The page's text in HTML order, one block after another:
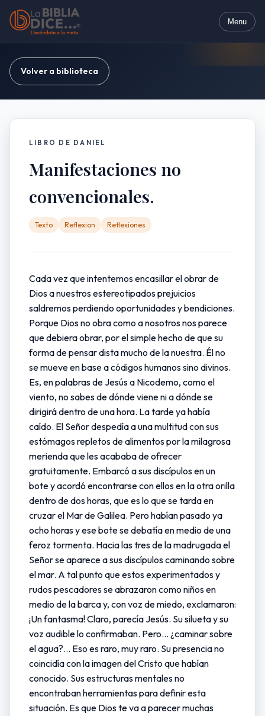
Menu
Volver a biblioteca
LIBRO DE DANIEL
Manifestaciones no
convencionales.
Texto Reflexion Reflexiones
Cada vez que intentemos encasillar el obrar de
Dios a nuestros estereotipados prejuicios
saldremos perdiendo oportunidades y bendiciones.
Porque Dios no obra como a nosotros nos parece
que debiera obrar, por el simple hecho de que su
forma de pensar dista mucho de la nuestra. Él no
se mueve en base a códigos humanos sino divinos.
Es, en palabras de Jesús a Nicodemo, como el
viento, no sabes de dónde viene ni a dónde se
dirigirá dentro de una hora. La tarde ya había
caído. El Señor despedía a una multitud con sus
estómagos repletos de alimentos por la milagrosa
merienda que les acababa de ofrecer
gratuitamente. Embarcó a sus discípulos en un
bote y acordó encontrarse con ellos en la otra orilla
dentro de dos horas, que es lo que se tarda en
cruzar el Mar de Galilea. Pero habían pasado ya
ocho horas y ese bote se debatía en medio de una
feroz tormenta. Hacia las tres de la madrugada el
Señor se aparece a sus discípulos caminando sobre
el mar. A tal punto que estos experimentados y
rudos pescadores se abrazaron como niños en
medio de la barca y, con voz de miedo, exclamaron:
¡Un fantasma! Claro, parecía Jesús. Su silueta y su
voz audible lo confirmaban. Pero… ¿caminar sobre
el agua?... Eso es raro, muy raro. Su presencia no
coincidía con la imagen del Cristo que habían
conocido. Sus estructuras mentales no
encontraban herramientas para definir esta
situación. Es que Dios te va a parecer muchas